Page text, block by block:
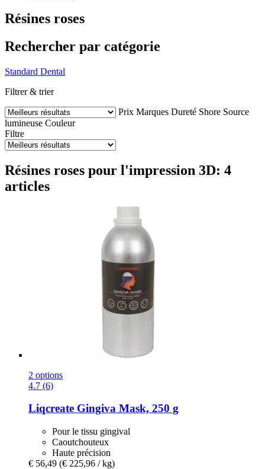
Résines roses
Rechercher par catégorie
Standard Dental
Filtrer & trier
Prix Marques Dureté Shore Source
lumineuse Couleur
Filtre
Résines roses pour l'impression 3D: 4
articles
2 options
4.7 (6)
Liqcreate Gingiva Mask, 250 g
Pour le tissu gingival
Caoutchouteux
Haute précision
€ 56,49 (€ 225,96 / kg)